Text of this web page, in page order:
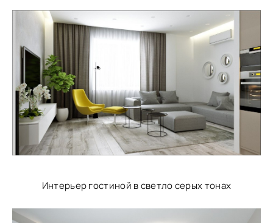
Интерьер гостиной в светло серых тонах